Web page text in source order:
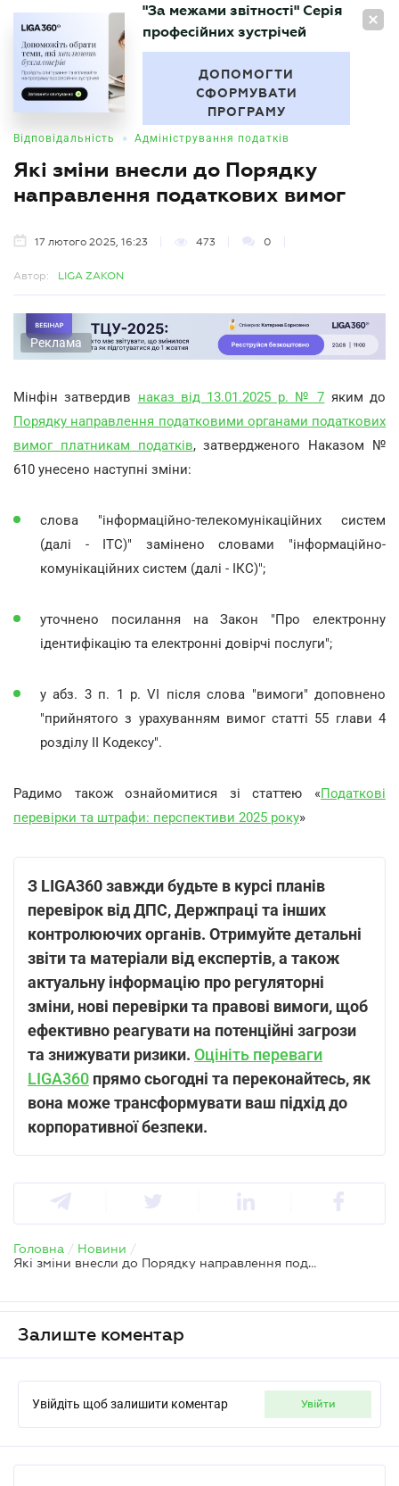
UA
БУХГАЛТЕР
"За межами звітності" Серія
професійних зустрічей
ДОПОМОГТИ
СФОРМУВАТИ
ПРОГРАМУ
Відповідальність • Адміністрування податків
Які зміни внесли до Порядку
направлення податкових вимог
17 лютого 2025, 16:23 473 0
Автор: LIGA ZAKON
Реклама
Мінфін затвердив наказ від 13.01.2025 р. № 7 яким до
Порядку направлення податковими органами податкових
вимог платникам податків, затвердженого Наказом №
610 унесено наступні зміни:
слова "інформаційно-телекомунікаційних систем
(далі - ІТС)" замінено словами "інформаційно-
комунікаційних систем (далі - ІКС)";
уточнено посилання на Закон "Про електронну
ідентифікацію та електронні довірчі послуги";
у абз. 3 п. 1 р. VI після слова "вимоги" доповнено
"прийнятого з урахуванням вимог статті 55 глави 4
розділу II Кодексу".
Радимо також ознайомитися зі статтею «Податкові
перевірки та штрафи: перспективи 2025 року»
З LIGA360 завжди будьте в курсі планів
перевірок від ДПС, Держпраці та інших
контролюючих органів. Отримуйте детальні
звіти та матеріали від експертів, а також
актуальну інформацію про регуляторні
зміни, нові перевірки та правові вимоги, щоб
ефективно реагувати на потенційні загрози
та знижувати ризики. Оцініть переваги
LIGA360 прямо сьогодні та переконайтесь, як
вона може трансформувати ваш підхід до
корпоративної безпеки.
Головна / Новини /
Які зміни внесли до Порядку направлення податкових вимог
Залиште коментар
Увійдіть щоб залишити коментар увійти